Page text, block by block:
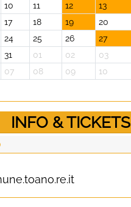
10 11 12
13
17 18 19
20
24 25 26
27
31 01 02
03
07 08 09 10
­INFO & TICKETS